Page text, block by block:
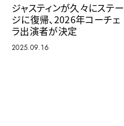
ジャスティンが久々にステー
ジに復帰、2026年コーチェ
ラ出演者が決定
2025.09.16